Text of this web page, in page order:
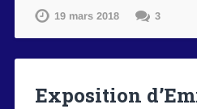
19 mars 2018 3
Exposition